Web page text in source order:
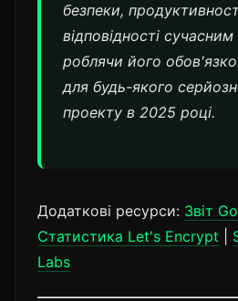
безпеки,
відповідності
роблячи його
для будь-якого
проекту в 2025 році.
Додаткові ресурси: Звіт
Статистика Let's Encrypt
Labs